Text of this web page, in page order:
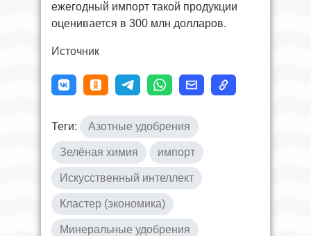
ежегодный импорт такой продукции
оценивается в 300 млн долларов.
Источник
Теги: Азотные удобрения
Зелёная химия импорт
Искусственный интеллект
Кластер (экономика)
Минеральные удобрения